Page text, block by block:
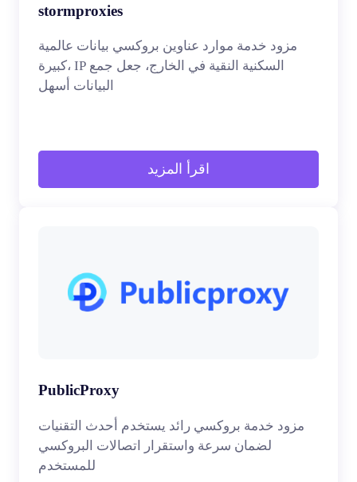
stormproxies
مزود خدمة موارد عناوين بروكسي بيانات عالمية
كبيرة، IP السكنية النقية في الخارج، جعل جمع
البيانات أسهل
اقرأ المزيد
PublicProxy
مزود خدمة بروكسي رائد يستخدم أحدث التقنيات
لضمان سرعة واستقرار اتصالات البروكسي
للمستخدم